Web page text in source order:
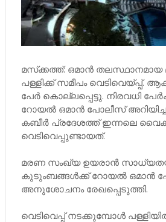
മസ്‌ക്കത്ത്: ഒമാന്‍ തലസ്ഥാനമായ
പള്ളിക്ക് സമീപം വെടിവെയ്പ്പ്.
പേര്‍ കൊല്ലപ്പെട്ടു. നിരവധി
റോയല്‍ ഒമാന്‍ പോലീസ്
കബീര്‍ പ്രദേശത്ത് ഇന്നലെ
വെടിവെപ്പുണ്ടായത്.
മരണ സംഖ്യ ഉയരാന്‍
കുടുംബങ്ങള്‍ക്ക് റോയല്‍ ഒമാന്‍
അനുശോചനം രേഖപ്പെടുത്തി.
വെടിവെപ്പ് നടക്കുമ്പോള്‍